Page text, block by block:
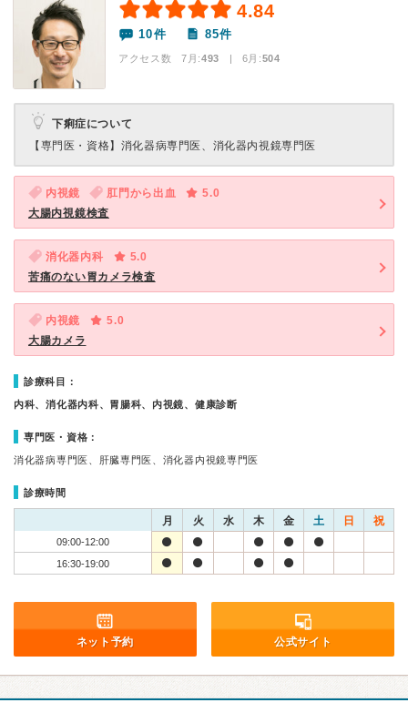
4.84
10件 85件
アクセス数 7月:493 | 6月:504
下痢症について
【専門医・資格】 消化器病専門医、消化器内視鏡専門医
内視鏡 肛門から出血
5.0
大腸内視鏡検査
消化器内科
5.0
苦痛のない胃カメラ検査
内視鏡
5.0
大腸カメラ
診療科目：
内科、消化器内科、胃腸科、内視鏡、健康診断
専門医・資格：
消化器病専門医、肝臓専門医、消化器内視鏡専門医
診療時間
月 火 水 木 金 土 日 祝
09:00-12:00
16:30-19:00
ネット予約 公式サイト